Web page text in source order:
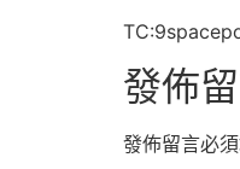
發佈
發佈留言必